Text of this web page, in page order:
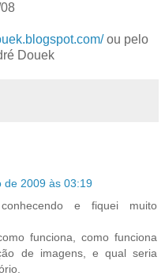
ou pelo
Douek
de 2009 às 03:19
e fiquei muito
funciona, como funciona
de imagens, e qual seria